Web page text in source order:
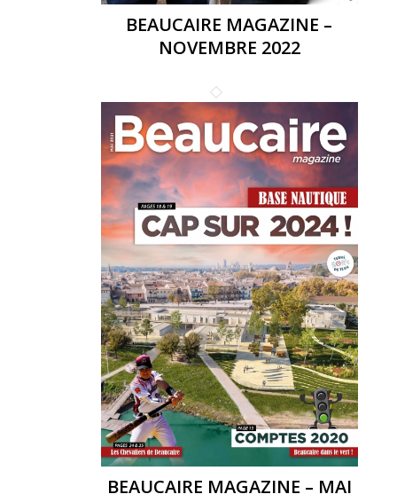
BEAUCAIRE MAGAZINE –
NOVEMBRE 2022
BEAUCAIRE MAGAZINE – MAI